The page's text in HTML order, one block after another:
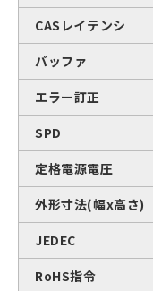
CASレイテンシ
バッファ
エラー訂正
SPD
定格電源電圧
外形寸法(幅x高さ)
JEDEC
RoHS指令